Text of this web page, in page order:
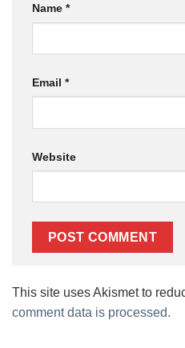
Name *
Email *
Website
This site uses Akismet to
comment data is processed.